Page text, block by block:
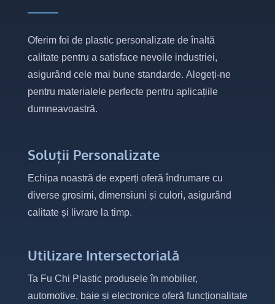
Oferim foi de plastic personalizate de înaltă
calitate pentru a satisface nevoile industriei,
asigurând cele mai bune standarde. Alegeți-ne
pentru materialele perfecte pentru aplicațiile
dumneavoastră.
Soluții Personalizate
Echipa noastră de experți oferă îndrumare cu
diverse grosimi, dimensiuni și culori, asigurând
calitate și livrare la timp.
Utilizare Intersectorială
Ta Fu Chi Plastic produsele în mobilier,
automotive, baie și electronice oferă funcționalitate